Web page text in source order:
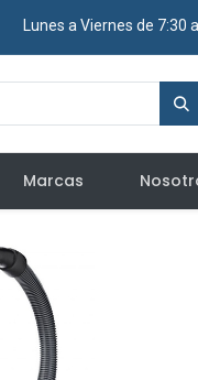
Lunes a Viernes de 7:30 a
Marcas